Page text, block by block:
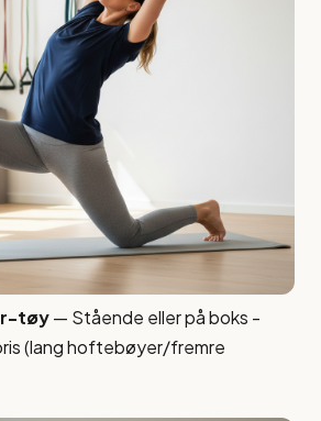
tøy— Stående eller på boks -
(lang hoftebøyer/fremre